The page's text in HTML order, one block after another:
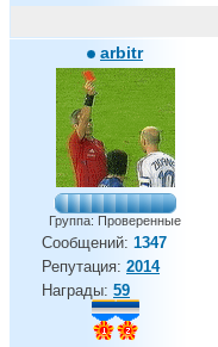
arbitr
Группа: Проверенные
Сообщений: 1347
Репутация: 2014
Награды: 59